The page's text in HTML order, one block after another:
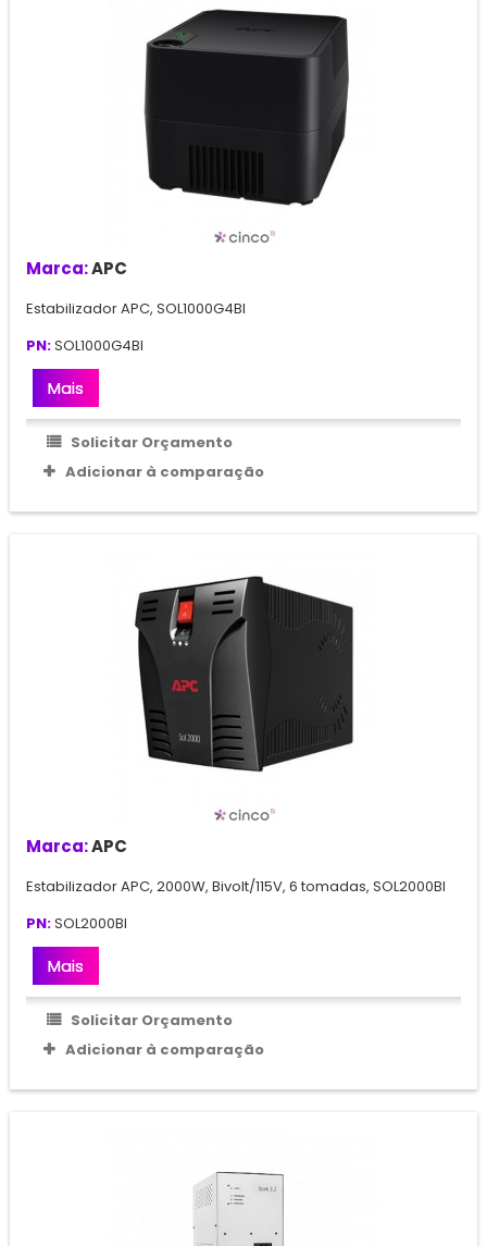
Marca:APC
Estabilizador APC, SOL1000G4BI
PN:SOL1000G4BI
Mais
Solicitar Orçamento
Adicionar à comparação
Marca:APC
Estabilizador APC, 2000W, Bivolt/115V, 6 tomadas, SOL2000BI
PN:SOL2000BI
Mais
Solicitar Orçamento
Adicionar à comparação